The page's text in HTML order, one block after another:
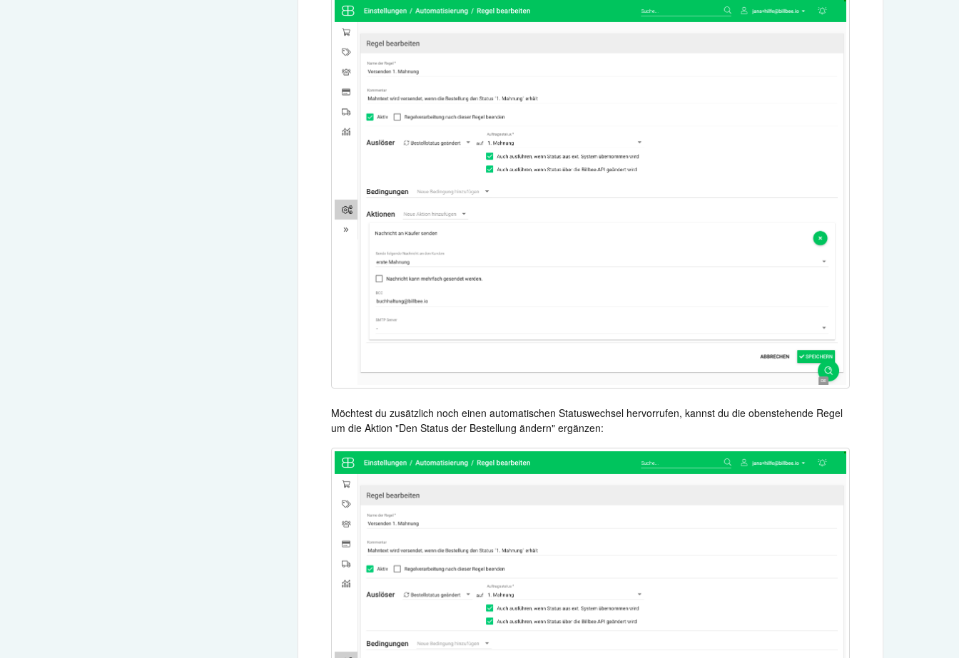
Möchtest du zusätzlich noch einen automatischen Statuswechsel hervorrufen, kannst du die obenstehende Regel
um die Aktion "Den Status der Bestellung ändern" ergänzen: